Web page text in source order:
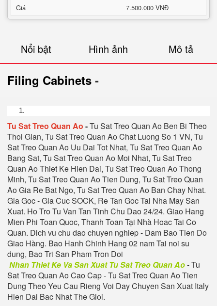
Giá
7.500.000 VNĐ
Nổi bật Hình ảnh Mô tả
Filing Cabinets -
Tu Sat Treo Quan Ao -Tu Sat Treo Quan Ao Ben Bi Theo
Thoi Gian, Tu Sat Treo Quan Ao Chat Luong So 1 VN, Tu
Sat Treo Quan Ao Uu Dai Tot Nhat, Tu Sat Treo Quan Ao
Bang Sat, Tu Sat Treo Quan Ao Moi Nhat, Tu Sat Treo
Quan Ao Thiet Ke Hien Dai, Tu Sat Treo Quan Ao Thong
Minh, Tu Sat Treo Quan Ao Tien Dung, Tu Sat Treo Quan
Ao Gia Re Bat Ngo, Tu Sat Treo Quan Ao Ban Chay Nhat.
Gia Goc - Gia Cuc SOCK, Re Tan Goc Tai Nha May San
Xuat. Ho Tro Tu Van Tan Tinh Chu Dao 24/24. Giao Hang
Mien Phi Toan Quoc, Thanh Toan Tại Nhà Hoac Tai Co
Quan. Dich vu chu dao chuyen nghiep - Dam Bao Tien Do
Giao Hàng. Bao Hanh Chinh Hang 02 nam Tai noi su
dung, Bao Tri San Pham Tron Doi
Nhan Thiet Ke Va San Xuat Tu Sat Treo Quan Ao- Tu
Sat Treo Quan Ao Cao Cap - Tu Sat Treo Quan Ao Tien
Dung Theo Yeu Cau Rieng Voi Day Chuyen San Xuat Italy
Hien Dai Bac Nhat The Gioi.